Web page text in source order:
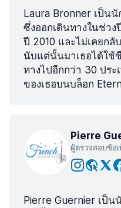
Laura Bronner เป็น
ซึ่งออกเดินทางในช่ว
ปี 2010 และไม่เคยกลั
นับแต่นั้นมาเธอได้ใช้
ทางไปอีกกว่า 30 ปร
ของเธอบนบล็อก
Pierre
ผู้ตรวจสอบข้อ
Pierre Guernier เป็น